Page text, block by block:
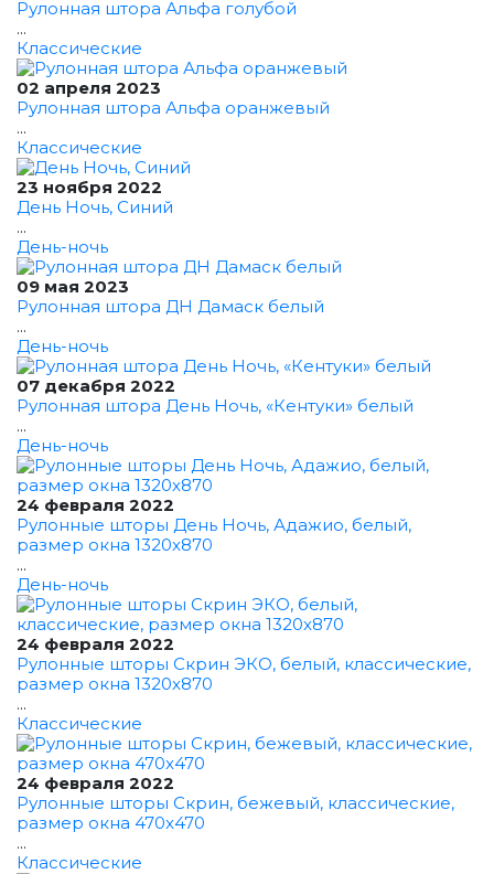
Рулонная штора Альфа голубой
...
Классические
02 апреля 2023
Рулонная штора Альфа оранжевый
...
Классические
23 ноября 2022
День Ночь, Синий
...
День-ночь
09 мая 2023
Рулонная штора ДН Дамаск белый
...
День-ночь
07 декабря 2022
Рулонная штора День Ночь, «Кентуки» белый
...
День-ночь
24 февраля 2022
Рулонные шторы День Ночь, Адажио, белый,
размер окна 1320x870
...
День-ночь
24 февраля 2022
Рулонные шторы Скрин ЭКО, белый, классические,
размер окна 1320x870
...
Классические
24 февраля 2022
Рулонные шторы Скрин, бежевый, классические,
размер окна 470x470
...
Классические